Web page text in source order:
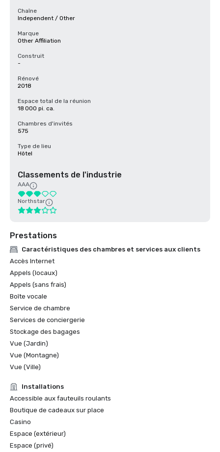
Chaîne
Independent / Other
Marque
Other Affiliation
Construit
-
Rénové
2018
Espace total de la réunion
18 000 pi. ca.
Chambres d'invités
575
Type de lieu
Hôtel
Classements de l'industrie
AAA
Northstar
Prestations
Caractéristiques des chambres et services aux clients
Accès Internet
Appels (locaux)
Appels (sans frais)
Boîte vocale
Service de chambre
Services de conciergerie
Stockage des bagages
Vue (Jardin)
Vue (Montagne)
Vue (Ville)
Installations
Accessible aux fauteuils roulants
Boutique de cadeaux sur place
Casino
Espace (extérieur)
Espace (privé)